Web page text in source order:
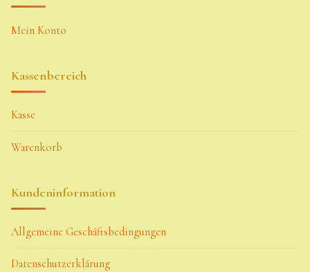
Mein Konto
Kassenbereich
Kasse
Warenkorb
Kundeninformation
Allgemeine Geschäftsbedingungen
Datenschutzerklärung